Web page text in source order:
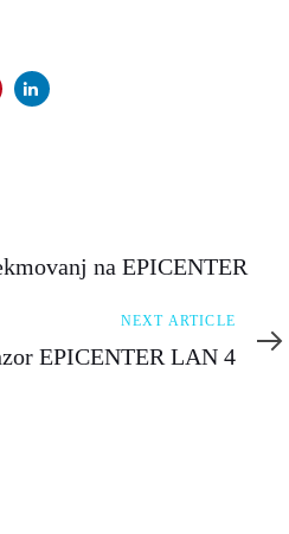
na EPICENTER
NEXT ARTICLE
EPICENTER LAN 4